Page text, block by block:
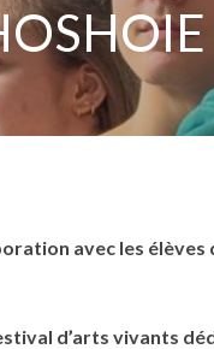
avec les
d’arts vivants